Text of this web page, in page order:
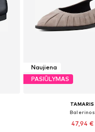
Naujiena
PASIŪLYMAS
TAMARIS
Balerinos
47,94 €